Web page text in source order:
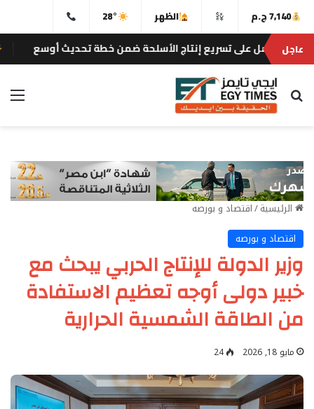
7,140 ج.م الظهر
28°
عاجل
على تسريع إنتاج الأسلحة ضمن خطة تحديث أوسع إيجى تايمز
بحث عن
الرئيسية/اقتصاد و بورصه
اقتصاد و بورصه
وزير الدولة للإنتاج الحربي يبحث مع
خبير دولى أوجه تعظيم الاستفادة
من الطاقة الشمسية الحرارية
مايو 18, 2026 24